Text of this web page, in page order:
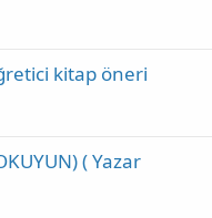
kitap öneri
( Yazar